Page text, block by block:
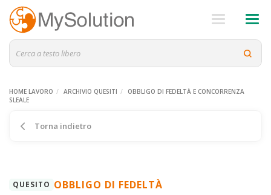
HOME LAVORO ARCHIVIO QUESITI
OBBLIGO DI FEDELTÀ E CONCORRENZA
SLEALE
Torna indietro
QUESITO OBBLIGO DI FEDELTÀ